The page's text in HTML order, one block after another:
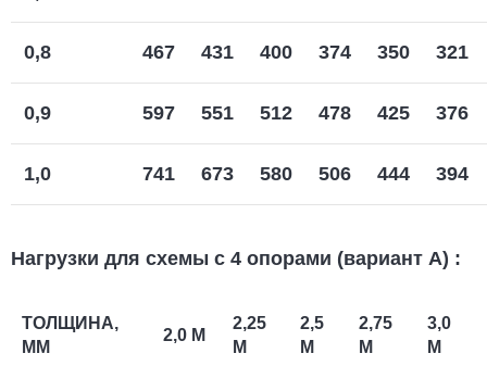
0,8 467 431 400 374 350 321
0,9 597 551 512 478 425 376
1,0 741 673 580 506 444 394
Нагрузки для схемы с 4 опорами (вариант А) :
ТОЛЩИНА,
ММ
2,0 М
2,25
М
2,5
М
2,75
М
3,0
М